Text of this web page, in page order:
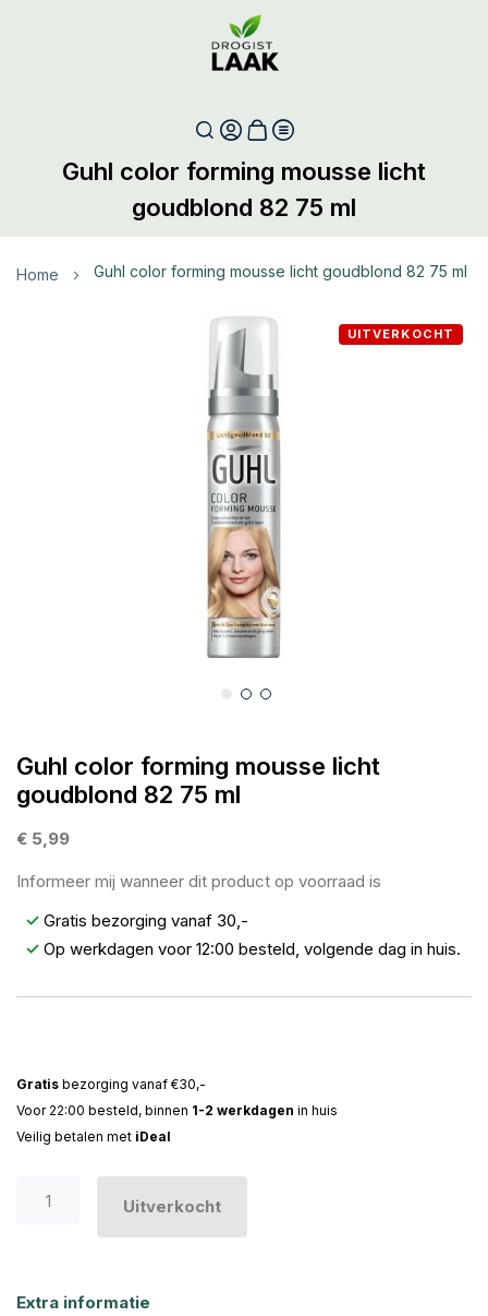
Guhl color forming mousse licht
goudblond 82 75 ml
Home guhl color forming mousse licht goudblond 82 75 ml
het
begin
van
afbeeldingen-
gallerij
UITVERKOCHT
Guhl color forming mousse licht
goudblond 82 75 ml
€ 5,99
Informeer mij wanneer dit product op voorraad is
✓ Gratis bezorging vanaf 30,-
✓ Op werkdagen voor 12:00 besteld, volgende dag in huis.
Gratis bezorging vanaf €30,-
Voor 22:00 besteld, binnen 1-2 werkdagen in huis
Veilig betalen met iDeal
Uitverkocht
Extra informatie